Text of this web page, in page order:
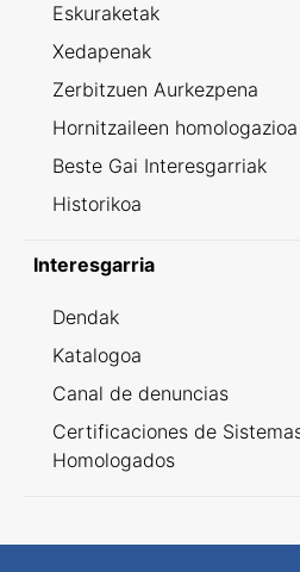
Eskuraketak
Xedapenak
Zerbitzuen Aurkezpena
Hornitzaileen homologazioa
Beste Gai Interesgarriak
Historikoa
Interesgarria
Dendak
Katalogoa
Canal de denuncias
Certificaciones de
Homologados